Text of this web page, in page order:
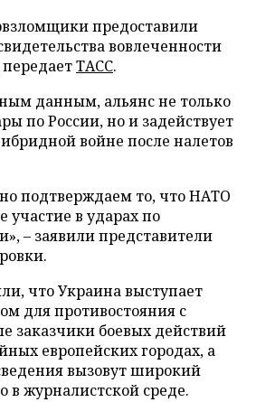
предоставили
вовлеченности
ТАСС.
данным, альянс не только
по России, но и задействует
войне после налетов
подтверждаем то, что НАТО
в ударах по
– заявили представители
что Украина выступает
для противостояния с
заказчики боевых действий
европейских городах, а
вызовут широкий
в журналистской среде.